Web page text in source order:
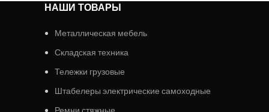
НАШИ ТОВАРЫ
Металлическая мебель
Складская техника
Тележки грузовые
Штабелеры электрические самоходные